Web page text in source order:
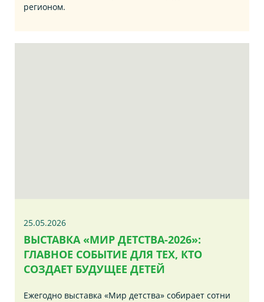
регионом.
25.05.2026
ВЫСТАВКА «МИР ДЕТСТВА-2026»:
ГЛАВНОЕ СОБЫТИЕ ДЛЯ ТЕХ, КТО
СОЗДАЕТ БУДУЩЕЕ ДЕТЕЙ
Ежегодно выставка «Мир детства» собирает сотни